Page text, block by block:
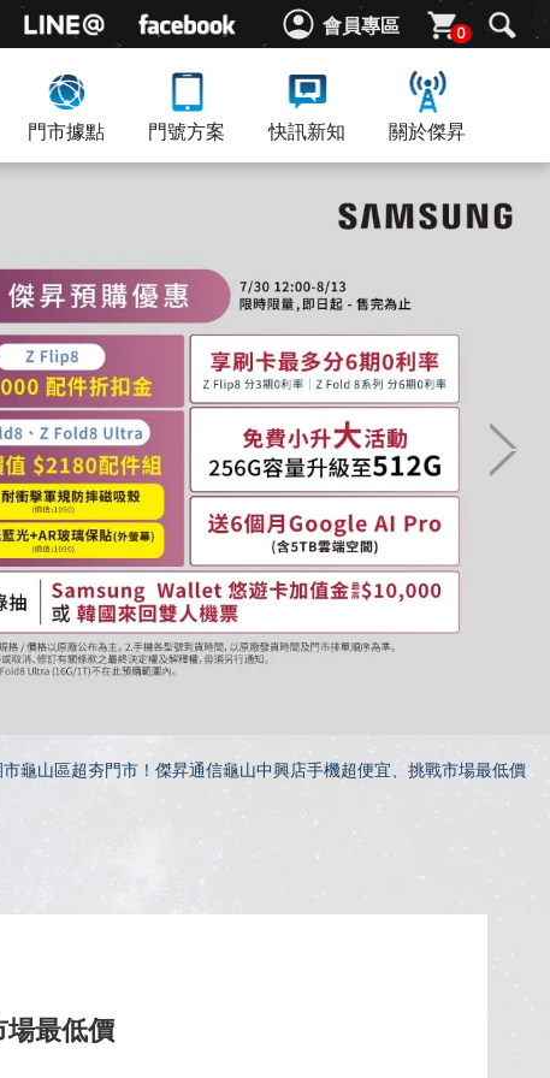
會員專區 0
門市據點 門號方案 快訊新知 關於傑昇
市龜山區超夯門市！傑昇通信龜山中興店手機超便宜、挑戰市場最低價
場最低價